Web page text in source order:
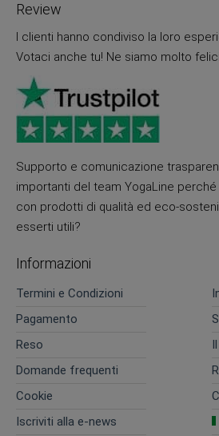
Review
I clienti hanno condiviso la loro
Votaci anche tu! Ne siamo molto
Supporto e comunicazione
importanti del team YogaLine
con prodotti di qualità ed eco-
esserti utili?
Informazioni
Termini e Condizioni
Pagamento
Reso
Domande frequenti
Cookie
Iscriviti alla e-news